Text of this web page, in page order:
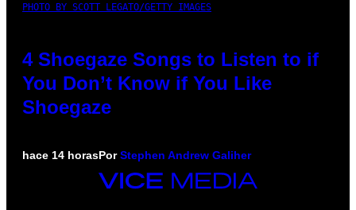
PHOTO BY SCOTT LEGATO/GETTY IMAGES
4 Shoegaze Songs to Listen to if
You Don’t Know if You Like
Shoegaze
hace 14 horasPorStephen Andrew Galiher
VICE
MEDIA